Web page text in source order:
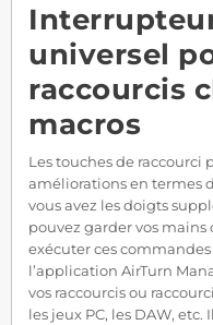
universel
raccourcis
macros
Les touches de raccourci
améliorations en termes
vous avez les doigts
pouvez garder vos mains
exécuter ces
l’application AirTurn
vos raccourcis ou
les jeux PC, les DAW,